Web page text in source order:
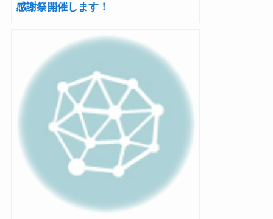
感謝祭開催します！